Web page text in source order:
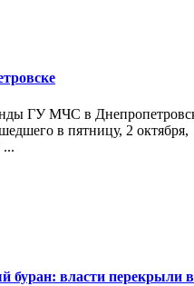
ГУ МЧС в
в пятницу, 2 октября,
буран: власти перекрыли в